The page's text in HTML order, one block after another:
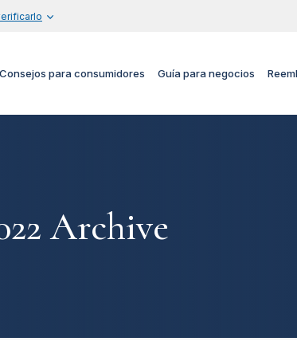
Consejos para consumidores Guía para negocios
Archive